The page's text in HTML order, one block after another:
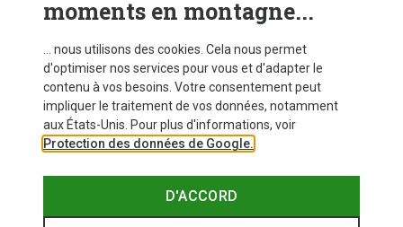
Vous économisez 48% Vous économisez 51%
moments en montagne...
... nous utilisons des cookies. Cela nous permet
d'optimiser nos services pour vous et d'adapter le
contenu à vos besoins. Votre consentement peut
impliquer le traitement de vos données, notamment
aux États-Unis. Pour plus d'informations, voir
Protection des données de Google.
D'ACCORD